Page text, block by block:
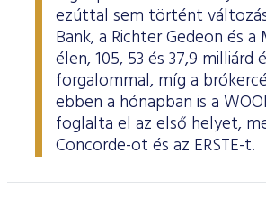
ezúttal sem történt
Bank, a Richter Gedeon és a
élen, 105, 53 és 37,9 milliárd
forgalommal, míg a
ebben a hónapban is a
foglalta el az első helyet,
Concorde-ot és az ERSTE-t.